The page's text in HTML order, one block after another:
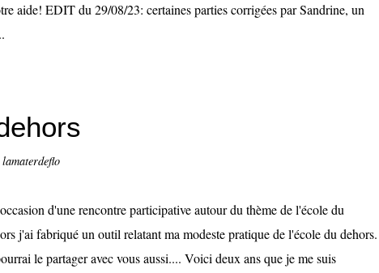
aide! EDIT du 29/08/23: certaines parties corrigées par Sandrine, un
d'une rencontre participative autour du thème de l'école du
j'ai fabriqué un outil relatant ma modeste pratique de l'école du dehors.
le partager avec vous aussi.... Voici deux ans que je me suis